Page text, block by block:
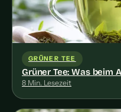
GRÜNER TEE
Grüner Tee: Was beim
8 Min. Lesezeit